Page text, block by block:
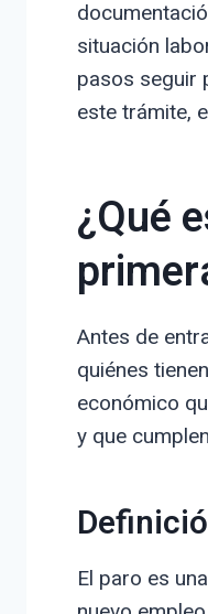
situación
pasos seguir
este trámite,
¿Qué
Antes de
quiénes
económico
y que
El paro es